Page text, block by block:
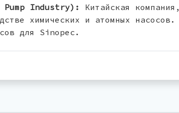
Pump Industry):
Китайская компания,
химических и атомных насосов.
для Sinopec.